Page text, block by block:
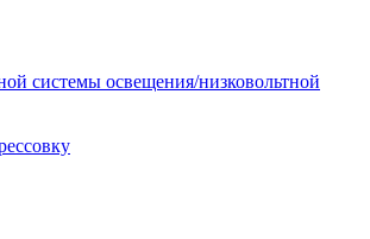
системы освещения/низковольтной